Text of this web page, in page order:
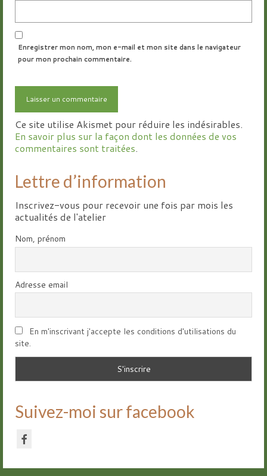
Enregistrer mon nom, mon e-mail et mon site dans le navigateur
pour mon prochain commentaire.
Ce site utilise Akismet pour réduire les indésirables.
En savoir plus sur la façon dont les données de vos
commentaires sont traitées.
Lettre d’information
Inscrivez-vous pour recevoir une fois par mois les
actualités de l'atelier
Nom, prénom
Adresse email
En m'inscrivant j'accepte les conditions d'utilisations du
site.
Suivez-moi sur facebook